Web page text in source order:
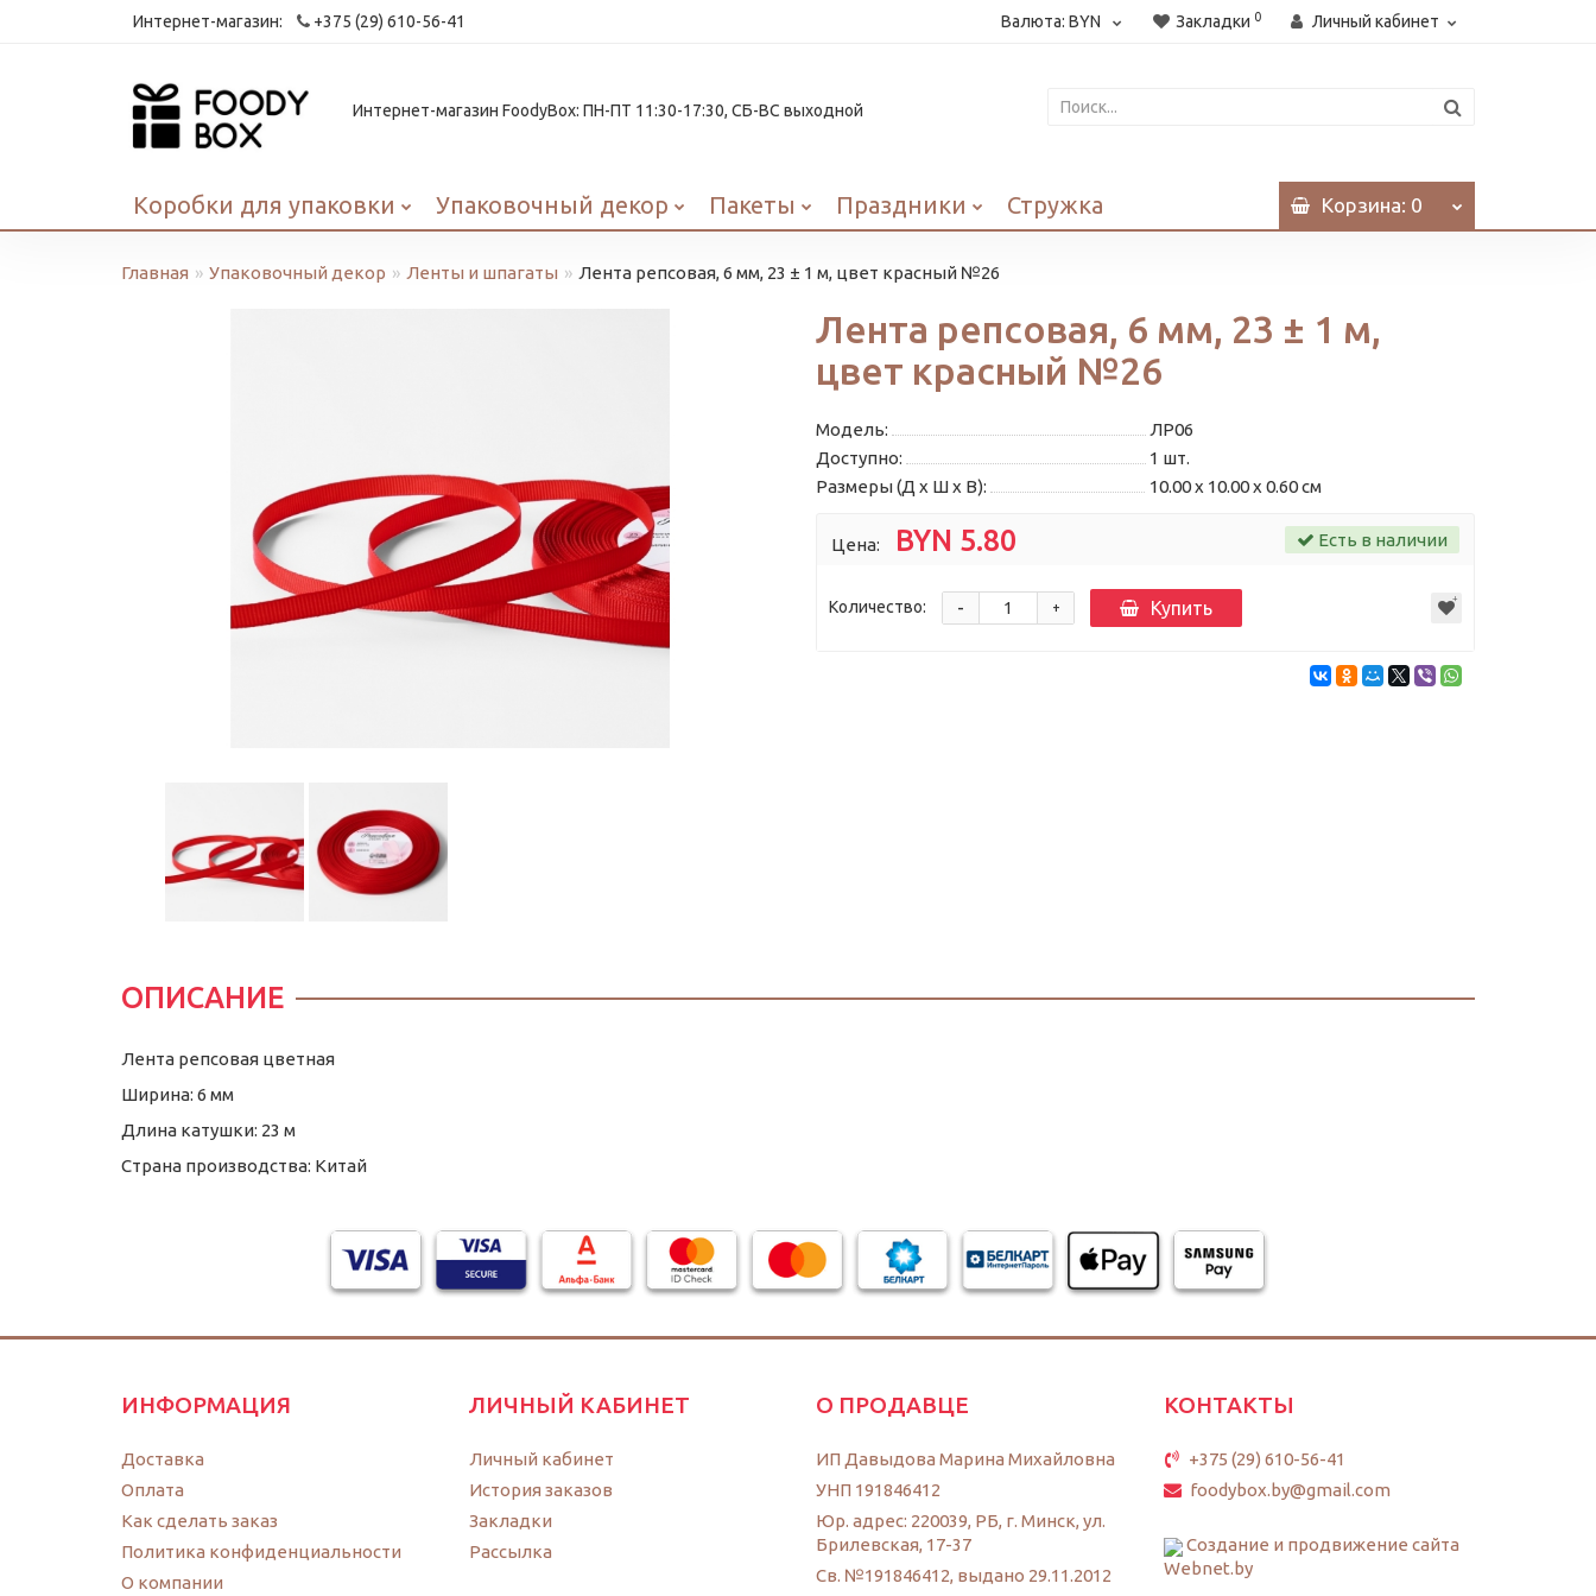
Интернет-магазин: +375 (29) 610-56-41 Валюта: BYN Закладки 0 Личный кабинет
Интернет-магазин FoodyBox: ПН-ПТ 11:30-17:30, СБ-ВС выходной
Коробки для упаковки Упаковочный декор Пакеты Праздники Стружка Корзина: 0
Главная Упаковочный декор Ленты и шпагаты Лента репсовая, 6 мм, 23 ± 1 м, цвет красный №26
Лента репсовая, 6 мм, 23 ± 1 м,
цвет красный №26
Модель:
ЛР06
Доступно:
1 шт.
Размеры (Д x Ш x В):
10.00 x 10.00 x 0.60 см
Цена: BYN 5.80 Есть в наличии
Количество: +
- Купить
ОПИСАНИЕ
Лента репсовая цветная
Ширина: 6 мм
Длина катушки: 23 м
Страна производства: Китай
ИНФОРМАЦИЯ
Доставка
Оплата
Как сделать заказ
Политика конфиденциальности
O компании
ЛИЧНЫЙ КАБИНЕТ
Личный кабинет
История заказов
Закладки
Рассылка
О ПРОДАВЦЕ
ИП Давыдова Марина Михайловна
УНП 191846412
Юр. адрес: 220039, РБ, г. Минск, ул.
Брилевская, 17-37
Св. №191846412, выдано 29.11.2012
КОНТАКТЫ
+375 (29) 610-56-41
foodybox.by@gmail.com
Создание и продвижение сайта
Webnet.by